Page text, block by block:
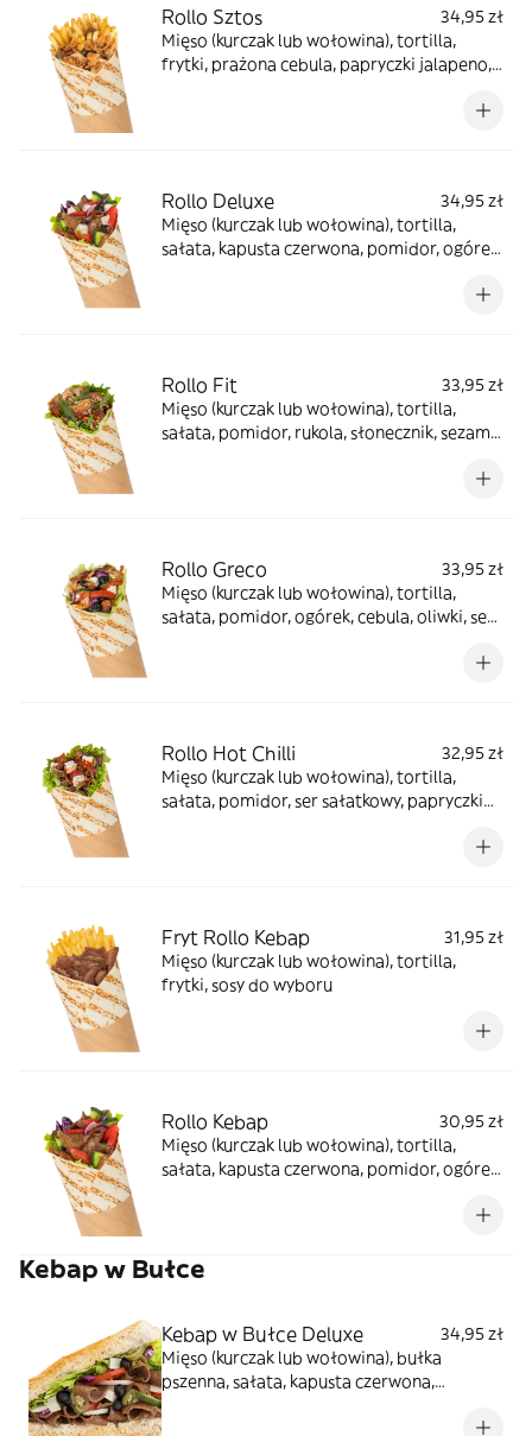
Rollo Sztos
34,95 zł
Mięso (kurczak lub wołowina), tortilla,
frytki, prażona cebula, papryczki jalapeno,
Rollo Deluxe
34,95 zł
Mięso (kurczak lub wołowina), tortilla,
sałata, kapusta czerwona, pomidor, ogórek,
Rollo Fit
33,95 zł
Mięso (kurczak lub wołowina), tortilla,
sałata, pomidor, rukola, słonecznik, sezam,
Rollo Greco
33,95 zł
Mięso (kurczak lub wołowina), tortilla,
sałata, pomidor, ogórek, cebula, oliwki, ser
Rollo Hot Chilli
32,95 zł
Mięso (kurczak lub wołowina), tortilla,
sałata, pomidor, ser sałatkowy, papryczki
Fryt Rollo Kebap
31,95 zł
Mięso (kurczak lub wołowina), tortilla,
frytki, sosy do wyboru
Rollo Kebap
30,95 zł
Mięso (kurczak lub wołowina), tortilla,
sałata, kapusta czerwona, pomidor, ogórek,
Kebap w Bułce
Kebap w Bułce Deluxe
34,95 zł
Mięso (kurczak lub wołowina), bułka
pszenna, sałata, kapusta czerwona,